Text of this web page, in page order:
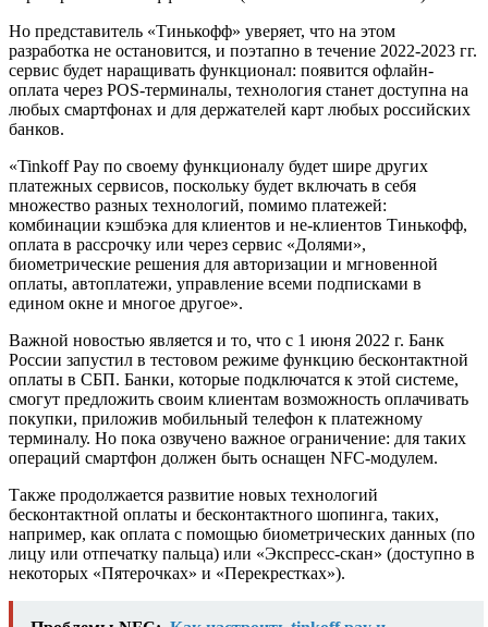
Но представитель «Тинькофф» уверяет, что на этом
разработка не остановится, и поэтапно в течение 2022-2023 гг.
сервис будет наращивать функционал: появится офлайн-
оплата через POS-терминалы, технология станет доступна на
любых смартфонах и для держателей карт любых российских
банков.
«Tinkoff Pay по своему функционалу будет шире других
платежных сервисов, поскольку будет включать в себя
множество разных технологий, помимо платежей:
комбинации кэшбэка для клиентов и не-клиентов Тинькофф,
оплата в рассрочку или через сервис «Долями»,
биометрические решения для авторизации и мгновенной
оплаты, автоплатежи, управление всеми подписками в
едином окне и многое другое».
Важной новостью является и то, что с 1 июня 2022 г. Банк
России запустил в тестовом режиме функцию бесконтактной
оплаты в СБП. Банки, которые подключатся к этой системе,
смогут предложить своим клиентам возможность оплачивать
покупки, приложив мобильный телефон к платежному
терминалу. Но пока озвучено важное ограничение: для таких
операций смартфон должен быть оснащен NFC-модулем.
Также продолжается развитие новых технологий
бесконтактной оплаты и бесконтактного шопинга, таких,
например, как оплата с помощью биометрических данных (по
лицу или отпечатку пальца) или «Экспресс-скан» (доступно в
некоторых «Пятерочках» и «Перекрестках»).